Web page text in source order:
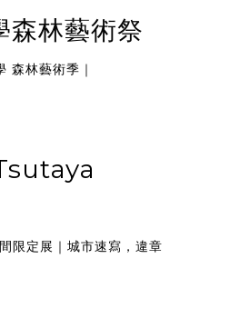
林藝術祭
森林藝術季｜
限定展｜城市速寫，違章